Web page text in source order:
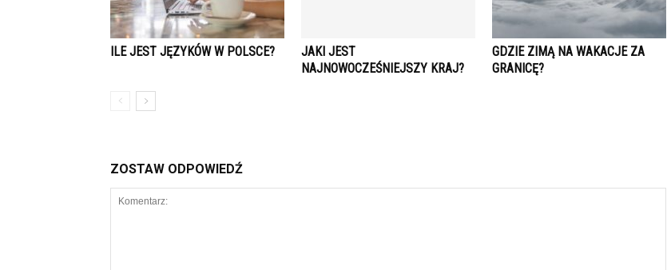
ILE JEST JĘZYKÓW W POLSCE?
JAKI JEST
NAJNOWOCZEŚNIEJSZY KRAJ?
GDZIE ZIMĄ NA WAKACJE ZA
GRANICĘ?
ZOSTAW ODPOWIEDŹ